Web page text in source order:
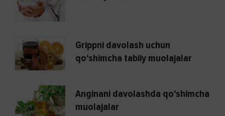
Grippni davolash uchun
qo‘shimcha tabiiy muolajalar
Anginani davolashda qo‘shimcha
muolajalar